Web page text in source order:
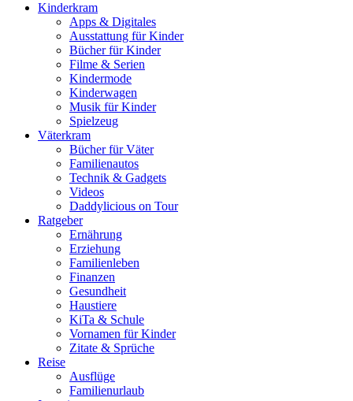
Kinderkram
Apps & Digitales
Ausstattung für Kinder
Bücher für Kinder
Filme & Serien
Kindermode
Kinderwagen
Musik für Kinder
Spielzeug
Väterkram
Bücher für Väter
Familienautos
Technik & Gadgets
Videos
Daddylicious on Tour
Ratgeber
Ernährung
Erziehung
Familienleben
Finanzen
Gesundheit
Haustiere
KiTa & Schule
Vornamen für Kinder
Zitate & Sprüche
Reise
Ausflüge
Familienurlaub